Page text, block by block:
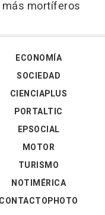
más mortíferos
ECONOMÍA
SOCIEDAD
CIENCIAPLUS
PORTALTIC
EPSOCIAL
MOTOR
TURISMO
NOTIMÉRICA
CONTACTOPHOTO